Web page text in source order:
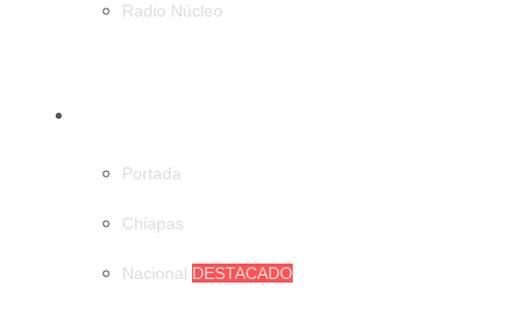
Radio Núcleo
Portada
Chiapas
Nacional DESTACADO